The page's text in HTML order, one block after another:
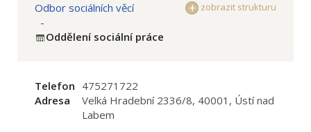
zobrazit strukturu
Odbor sociálních věcí
-
Oddělení sociální práce
Telefon 475271722
Adresa
Velká Hradební 2336/8, 40001, Ústí nad
Labem